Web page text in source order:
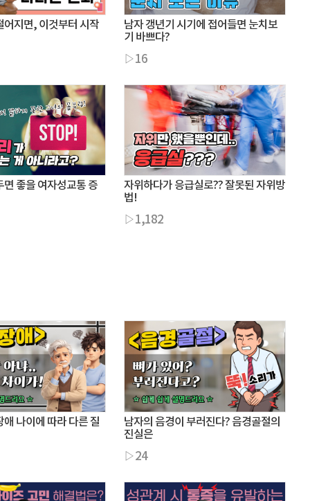
어지면, 이것부터 시작
남자 갱년기 시기에 접어들면 눈치보
기 바쁘다?
▷16
면 좋을 여자성교통 증
자위하다가 응급실로?? 잘못된 자위방
법!
▷1,182
애 나이에 따라 다른 질
남자의 음경이 부러진다? 음경골절의
진실은
▷24